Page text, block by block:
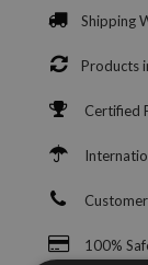
Shipping
Products
Certified
100%